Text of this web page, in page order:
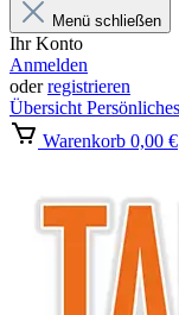
Menü schließen
Ihr Konto
Anmelden
oderregistrieren
Übersicht
Warenkorb 0,00 €